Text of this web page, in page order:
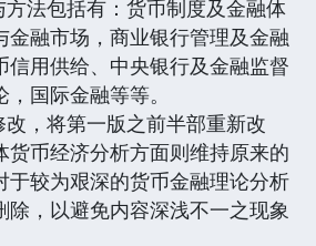
法包括有：货币制度及金融体
金融市场，商业银行管理及金融
信用供给、中央银行及金融监督
国际金融等等。
，将第一版之前半部重新改
货币经济分析方面则维持原来的
于较为艰深的货币金融理论分析
除，以避免内容深浅不一之现象